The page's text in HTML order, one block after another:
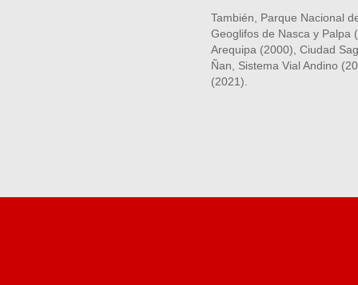
También, Parque Nacional
Geoglifos de Nasca y Palpa
Arequipa (2000), Ciudad
Ñan, Sistema Vial Andino
(2021).